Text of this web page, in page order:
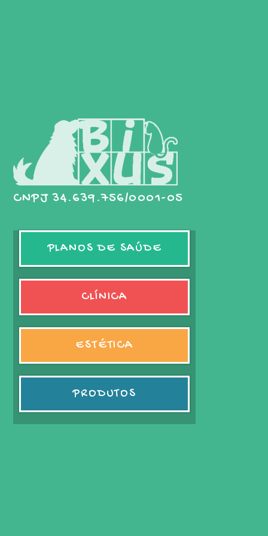
CNPJ 34.639.756/0001-05
PLANOS DE SAÚDE
CLÍNICA
ESTÉTICA
PRODUTOS